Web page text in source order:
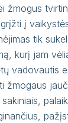
žmogus
į
tik
kurį jam
vadovautis
žmogaus